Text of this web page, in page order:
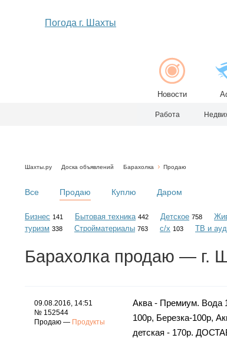
Погода г. Шахты
Новости
Работа
Шахты.ру Доска объявлений Барахолка Продаю
Все Продаю Куплю Даром
Бизнес 141 Бытовая техника 442 Детское 758
туризм 338 Стройматериалы 763 с/х 103 ТВ и
Барахолка продаю — г.
09.08.2016, 14:51
№ 152544
Продаю — Продукты
Аква - Премиум. Вода
100р, Березка-100р,
детская - 170р.